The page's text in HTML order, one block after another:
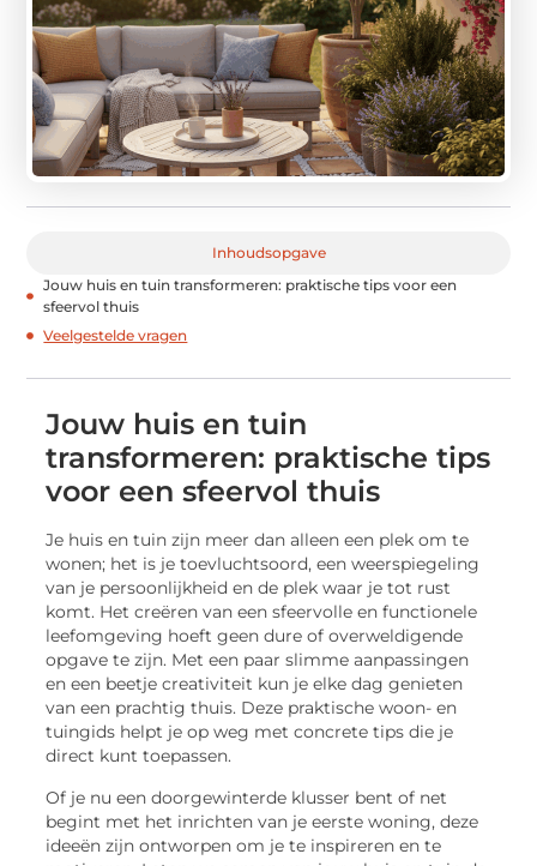
Inhoudsopgave
Jouw huis en tuin transformeren: praktische tips voor een
sfeervol thuis
Veelgestelde vragen
Jouw huis en tuin
transformeren: praktische tips
voor een sfeervol thuis
Je huis en tuin zijn meer dan alleen een plek om te
wonen; het is je toevluchtsoord, een weerspiegeling
van je persoonlijkheid en de plek waar je tot rust
komt. Het creëren van een sfeervolle en functionele
leefomgeving hoeft geen dure of overweldigende
opgave te zijn. Met een paar slimme aanpassingen
en een beetje creativiteit kun je elke dag genieten
van een prachtig thuis. Deze praktische woon- en
tuingids helpt je op weg met concrete tips die je
direct kunt toepassen.
Of je nu een doorgewinterde klusser bent of net
begint met het inrichten van je eerste woning, deze
ideeën zijn ontworpen om je te inspireren en te